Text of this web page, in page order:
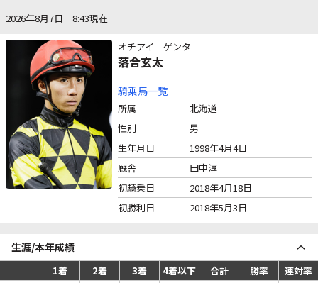
2026年8月7日 8:43現在
オチアイ ゲンタ
落合玄太
騎乗馬一覧
所属
北海道
性別
男
生年月日
1998年4月4日
厩舎
田中淳
初騎乗日
2018年4月18日
初勝利日
2018年5月3日
生涯/本年成績
1着 2着 3着 4着以下 合計 勝率
連対率